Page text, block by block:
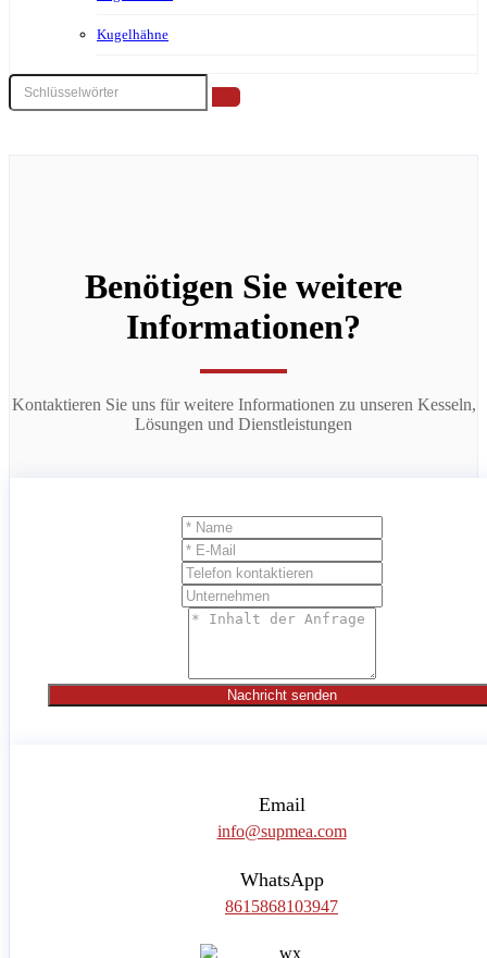
Kugelhähne
Benötigen Sie weitere
Informationen?
Kontaktieren Sie uns für weitere Informationen zu unseren Kesseln,
Lösungen und Dienstleistungen
Nachricht senden
Email
info@supmea.com
WhatsApp
8615868103947